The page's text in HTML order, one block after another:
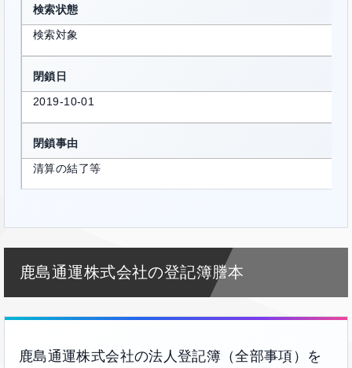
検索状態
検索対象
閉鎖日
2019-10-01
閉鎖事由
清算の結了等
鹿島通運株式会社の登記簿謄本
鹿島通運株式会社の法人登記簿（全部事項）を